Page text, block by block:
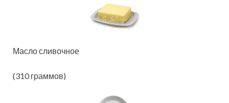
Масло сливочное
(310 граммов)